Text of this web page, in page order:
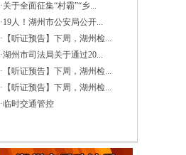
·关于全面征集“村霸”“乡...
·19人！湖州市公安局公开...
· 【听证预告】下周，湖州检...
·湖州市司法局关于通过20...
· 【听证预告】下周，湖州检...
· 【听证预告】下周，湖州检...
·临时交通管控